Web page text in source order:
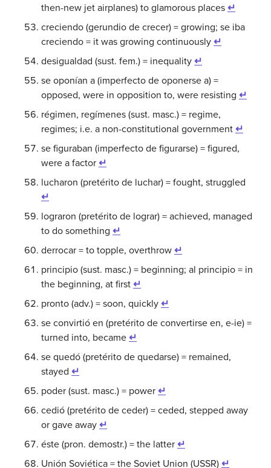
then-new jet airplanes) to glamorous places ↵
creciendo (gerundio de crecer) = growing; se iba
creciendo = it was growing continuously ↵
desigualdad (sust. fem.) = inequality ↵
se oponían a (imperfecto de oponerse a) =
opposed, were in opposition to, were resisting ↵
régimen, regímenes (sust. masc.) = regime,
regimes; i.e. a non-constitutional government ↵
se figuraban (imperfecto de figurarse) = figured,
were a factor ↵
lucharon (pretérito de luchar) = fought, struggled
↵
lograron (pretérito de lograr) = achieved, managed
to do something ↵
derrocar = to topple, overthrow ↵
principio (sust. masc.) = beginning; al principio = in
the beginning, at first ↵
pronto (adv.) = soon, quickly ↵
se convirtió en (pretérito de convertirse en, e-ie) =
turned into, became ↵
se quedó (pretérito de quedarse) = remained,
stayed ↵
poder (sust. masc.) = power ↵
cedió (pretérito de ceder) = ceded, stepped away
or gave away ↵
éste (pron. demostr.) = the latter ↵
Unión Soviética = the Soviet Union (USSR) ↵